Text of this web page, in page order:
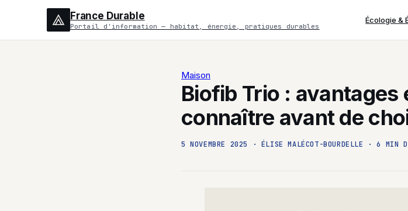
France Durable
Portail d'information — habitat, énergie, pratiques durables
Écologie &
Maison
Biofib Trio : avantages
connaître avant de
5 NOVEMBRE 2025 · ÉLISE MALÉCOT-BOURDELLE · 6 MIN